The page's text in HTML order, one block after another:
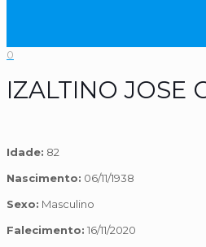
0
IZALTINO JOSE
Idade: 82
Nascimento: 06/11/1938
Sexo: Masculino
Falecimento: 16/11/2020